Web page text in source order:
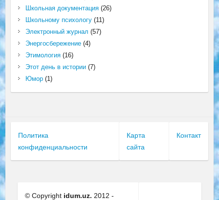
Школьная документация(26)
Школьному психологу(11)
Электронный журнал (57)
Энергосбережение(4)
Этимология(16)
Этот день в истории(7)
Юмор(1)
Политика
конфиденциальности
Карта
сайта
Контакт
© Copyright idum.uz. 2012 -